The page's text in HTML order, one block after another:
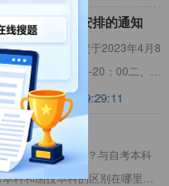
位专业课考 试安排的通知
位专业课考试定于2023年4月8
8日下午17：30--20：00二、考
2023-04-03 09:29:11
本科是什么意思？与自考本科
科和函授本科的区别在哪里？